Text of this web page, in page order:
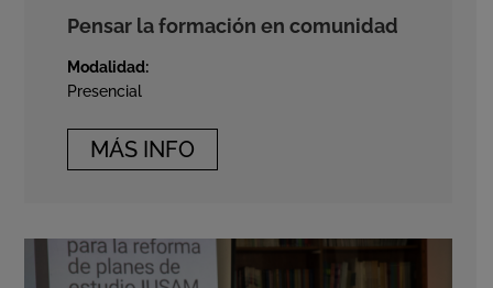
Pensar la formación en comunidad
Modalidad:
Presencial
MÁS INFO